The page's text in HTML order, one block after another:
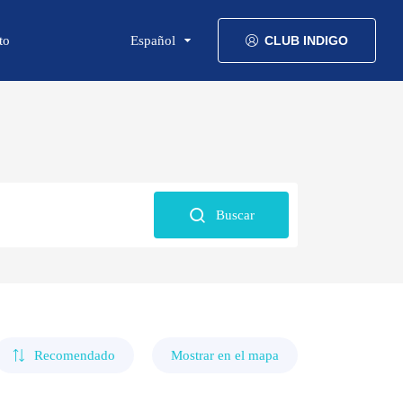
Español CLUB INDIGO
Buscar
Recomendado Mostrar en el mapa